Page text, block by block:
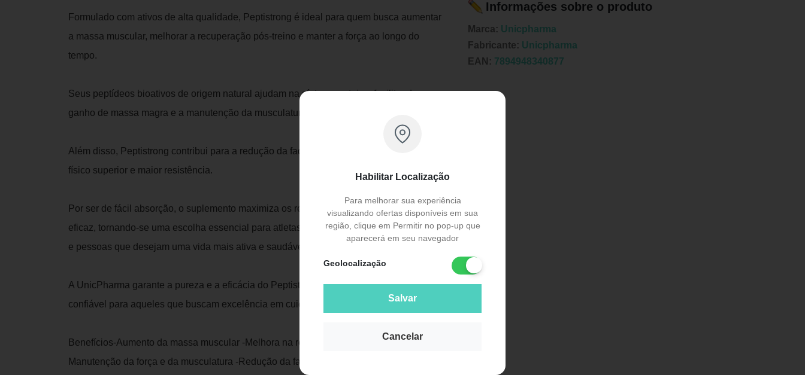
Habilitar Localização
Para melhorar sua experiência
visualizando ofertas disponíveis em sua
região, clique em Permitir no pop-up que
aparecerá em seu navegador
Geolocalização
Salvar
Cancelar
Formulado com ativos de alta qualidade, Peptistrong é ideal para quem busca aumentar
a massa muscular, melhorar a recuperação pós-treino e manter a força ao longo do
tempo.
Seus peptídeos bioativos de origem natural ajudam na síntese proteica, facilitando o
ganho de massa magra e a manutenção da musculatura já existente
Além disso, Peptistrong contribui para a redução da fadiga, permitindo um desempenho
físico superior e maior resistência.
Por ser de fácil absorção, o suplemento maximiza os resultados de maneira rápida e
eficaz, tornando-se uma escolha essencial para atletas, praticantes de atividades físicas
e pessoas que desejam uma vida mais ativa e saudável
A UnicPharma garante a pureza e a eficácia do Peptistrong, proporcionando um produto
confiável para aqueles que buscam excelência em cuidados com a saúde muscular.
Benefícios-Aumento da massa muscular -Melhora na recuperação pós-treino -
Manutenção da força e da musculatura -Redução da fadiga -Aumento do desempenho
Informações sobre o produto
Marca: Unicpharma
Fabricante: Unicpharma
EAN: 7894948340877